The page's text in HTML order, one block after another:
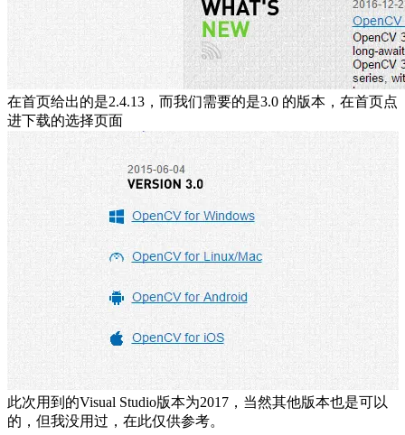
在首页给出的是2.4.13，而我们需要的是3.0 的版本，在首页点
进下载的选择页面
此次用到的Visual Studio版本为2017，当然其他版本也是可以
的，但我没用过，在此仅供参考。